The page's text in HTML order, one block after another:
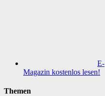
E-
Magazin kostenlos lesen!
Themen